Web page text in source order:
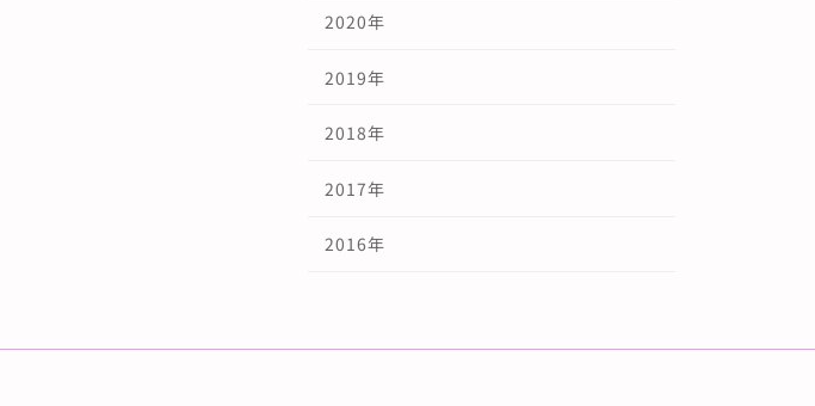
2020年
2019年
2018年
2017年
2016年